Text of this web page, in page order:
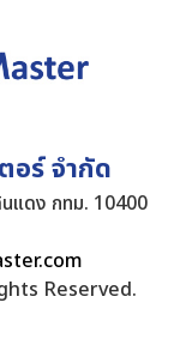
อร์ จำกัด
แดง กทม. 10400
Reserved.